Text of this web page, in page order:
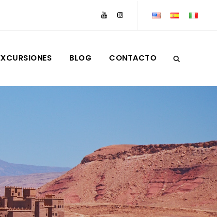
BLOG CONTACTO